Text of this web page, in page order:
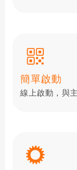
簡單啟動
線上啟動，與